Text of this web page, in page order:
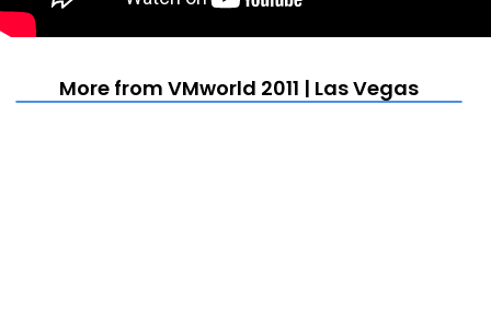
More from VMworld 2011 | Las Vegas